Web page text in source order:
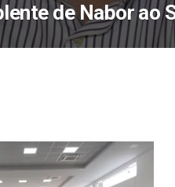
de Nabor ao